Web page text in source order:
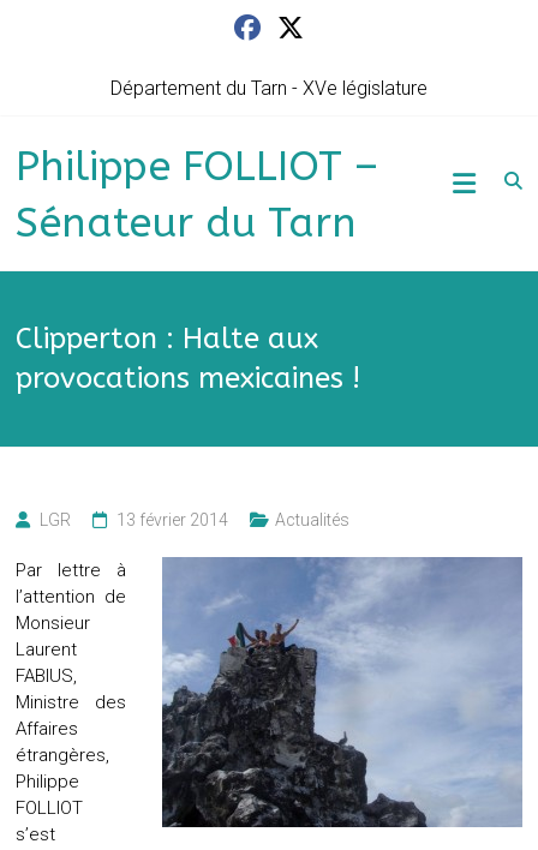
Département du Tarn - XVe législature
Philippe FOLLIOT –
Sénateur du Tarn
Clipperton : Halte aux
provocations mexicaines !
LGR 13 février 2014 Actualités
Par lettre à
l’attention de
Monsieur
Laurent
FABIUS,
Ministre des
Affaires
étrangères,
Philippe
FOLLIOT
s’est